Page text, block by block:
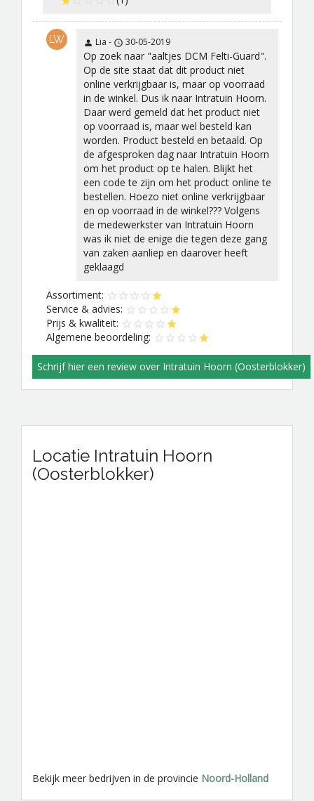
LW Lia - 30-05-2019
Op zoek naar "aaltjes DCM Felti-Guard".
Op de site staat dat dit product niet
online verkrijgbaar is, maar op voorraad
in de winkel. Dus ik naar Intratuin Hoorn.
Daar werd gemeld dat het product niet
op voorraad is, maar wel besteld kan
worden. Product besteld en betaald. Op
de afgesproken dag naar Intratuin Hoorn
om het product op te halen. Blijkt het
een code te zijn om het product online te
bestellen. Hoezo niet online verkrijgbaar
en op voorraad in de winkel??? Volgens
de medewerkster van Intratuin Hoorn
was ik niet de enige die tegen deze gang
van zaken aanliep en daarover heeft
geklaagd
Assortiment:
Service & advies:
Prijs & kwaliteit:
Algemene beoordeling:
Schrijf hier een review over Intratuin Hoorn (Oosterblokker)
Locatie Intratuin Hoorn
(Oosterblokker)
Bekijk meer bedrijven in de provincie Noord-Holland